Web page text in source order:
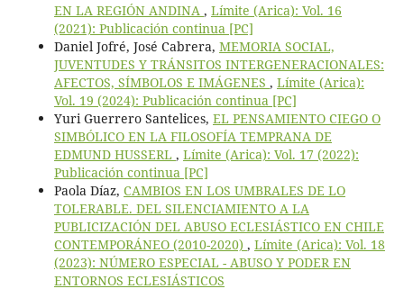
EN LA REGIÓN ANDINA , Límite (Arica): Vol. 16
(2021): Publicación continua [PC]
Daniel Jofré, José Cabrera, MEMORIA SOCIAL,
JUVENTUDES Y TRÁNSITOS INTERGENERACIONALES:
AFECTOS, SÍMBOLOS E IMÁGENES , Límite (Arica):
Vol. 19 (2024): Publicación continua [PC]
Yuri Guerrero Santelices, EL PENSAMIENTO CIEGO O
SIMBÓLICO EN LA FILOSOFÍA TEMPRANA DE
EDMUND HUSSERL , Límite (Arica): Vol. 17 (2022):
Publicación continua [PC]
Paola Díaz, CAMBIOS EN LOS UMBRALES DE LO
TOLERABLE. DEL SILENCIAMIENTO A LA
PUBLICIZACIÓN DEL ABUSO ECLESIÁSTICO EN CHILE
CONTEMPORÁNEO (2010-2020) , Límite (Arica): Vol. 18
(2023): NÚMERO ESPECIAL - ABUSO Y PODER EN
ENTORNOS ECLESIÁSTICOS